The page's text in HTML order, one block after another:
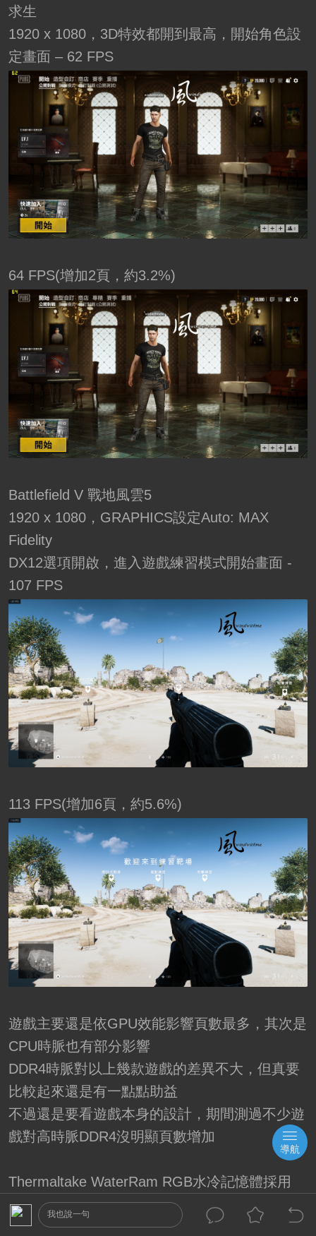
求生
1920 x 1080，3D特效都開到最高，開始角色設
定畫面 – 62 FPS
64 FPS(增加2頁，約3.2%)
Battlefield V 戰地風雲5
1920 x 1080，GRAPHICS設定Auto: MAX
Fidelity
DX12選項開啟，進入遊戲練習模式開始畫面 -
107 FPS
113 FPS(增加6頁，約5.6%)
遊戲主要還是依GPU效能影響頁數最多，其次是
CPU時脈也有部分影響
DDR4時脈對以上幾款遊戲的差異不大，但真要
比較起來還是有一點點助益
不過還是要看遊戲本身的設計，期間測過不少遊
戲對高時脈DDR4沒明顯頁數增加
Thermaltake WaterRam RGB水冷記憶體採用
Hynix原廠C-die顆粒
在超頻能力算是相當地亮眼，手上這對可以將原
我也說一句
導航